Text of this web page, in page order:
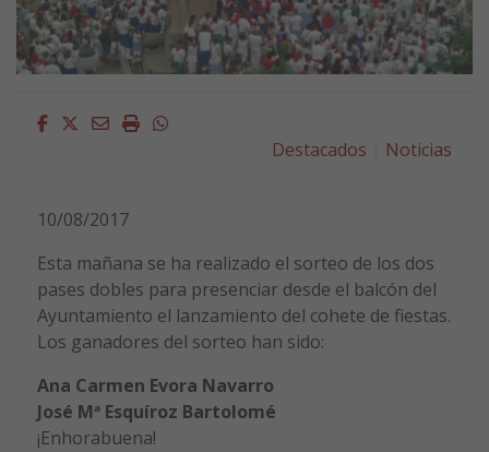
Facebook
Twitter
EmailImprimirWhatsapp
Destacados
Noticias
10/08/2017
Esta mañana se ha realizado el sorteo de los dos
pases dobles para presenciar desde el balcón del
Ayuntamiento el lanzamiento del cohete de fiestas.
Los ganadores del sorteo han sido:
Ana Carmen Evora Navarro
José Mª Esquíroz Bartolomé
¡Enhorabuena!